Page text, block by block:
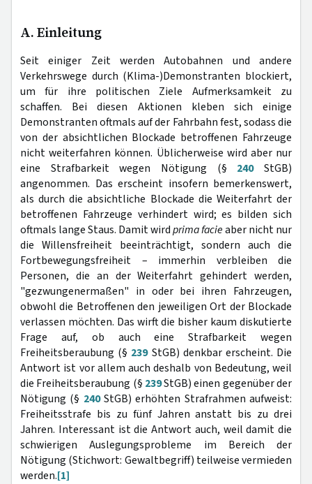
A. Einleitung
Seit einiger Zeit werden Autobahnen und andere
Verkehrswege durch (Klima-)Demonstranten blockiert,
um für ihre politischen Ziele Aufmerksamkeit zu
schaffen. Bei diesen Aktionen kleben sich einige
Demonstranten oftmals auf der Fahrbahn fest, sodass die
von der absichtlichen Blockade betroffenen Fahrzeuge
nicht weiterfahren können. Üblicherweise wird aber nur
eine Strafbarkeit wegen Nötigung (§ 240StGB)
angenommen. Das erscheint insofern bemerkenswert,
als durch die absichtliche Blockade die Weiterfahrt der
betroffenen Fahrzeuge verhindert wird; es bilden sich
oftmals lange Staus. Damit wirdprima facieaber nicht nur
die Willensfreiheit beeinträchtigt, sondern auch die
Fortbewegungsfreiheit – immerhin verbleiben die
Personen, die an der Weiterfahrt gehindert werden,
"gezwungenermaßen" in oder bei ihren Fahrzeugen,
obwohl die Betroffenen den jeweiligen Ort der Blockade
verlassen möchten. Das wirft die bisher kaum diskutierte
Frage auf, ob auch eine Strafbarkeit wegen
Freiheitsberaubung (§ 239StGB) denkbar erscheint. Die
Antwort ist vor allem auch deshalb von Bedeutung, weil
die Freiheitsberaubung (§ 239StGB) einen gegenüber der
Nötigung (§ 240StGB) erhöhten Strafrahmen aufweist:
Freiheitsstrafe bis zu fünf Jahren anstatt bis zu drei
Jahren. Interessant ist die Antwort auch, weil damit die
schwierigen Auslegungsprobleme im Bereich der
Nötigung (Stichwort: Gewaltbegriff) teilweise vermieden
werden.[1]